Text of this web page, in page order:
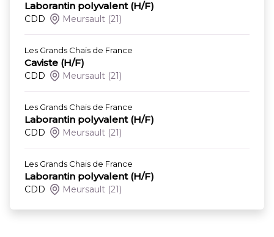
Laborantin polyvalent (H/F)
CDD Meursault (21)
Les Grands Chais de France
Caviste (H/F)
CDD Meursault (21)
Les Grands Chais de France
Laborantin polyvalent (H/F)
CDD Meursault (21)
Les Grands Chais de France
Laborantin polyvalent (H/F)
CDD Meursault (21)